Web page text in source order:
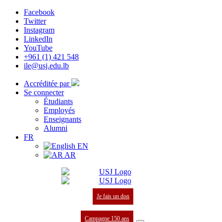
Facebook
Twitter
Instagram
LinkedIn
YouTube
+961 (1) 421 548
ile@usj.edu.lb
Accréditée par
Se connecter
Étudiants
Employés
Enseignants
Alumni
FR
EN
AR
Je fais un don
Campagne 150 ans